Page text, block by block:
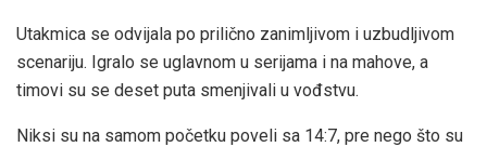
Utakmica se odvijala po prilično zanimljivom i uzbudljivom
scenariju. Igralo se uglavnom u serijama i na mahove, a
timovi su se deset puta smenjivali u vođstvu.
Niksi su na samom početku poveli sa 14:7, pre nego što su